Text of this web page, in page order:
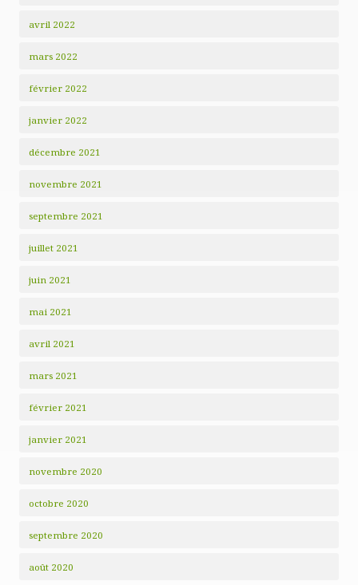
avril 2022
mars 2022
février 2022
janvier 2022
décembre 2021
novembre 2021
septembre 2021
juillet 2021
juin 2021
mai 2021
avril 2021
mars 2021
février 2021
janvier 2021
novembre 2020
octobre 2020
septembre 2020
août 2020